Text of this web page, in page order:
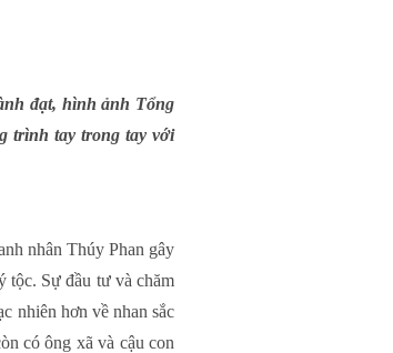
đạt, hình ảnh Tổng
trình tay trong tay với
nhân Thúy Phan gây
tộc. Sự đầu tư và chăm
nhiên hơn về nhan sắc
có ông xã và cậu con